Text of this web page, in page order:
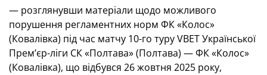
— розглянувши матеріали щодо можливого
порушення регламентних норм ФК «Колос»
(Ковалівка) під час матчу 10-го туру VBET Української
Премʼєр-ліги СК «Полтава» (Полтава) — ФК «Колос»
(Ковалівка), що відбувся 26 жовтня 2025 року,